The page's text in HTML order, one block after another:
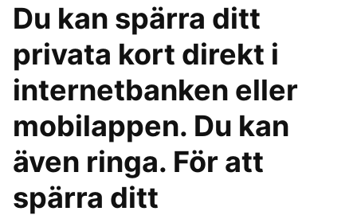
Du kan spärra ditt
privata kort direkt i
internetbanken eller
mobilappen. Du kan
även ringa. För att
spärra ditt